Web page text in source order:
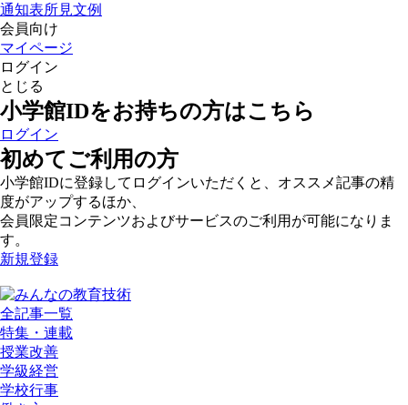
通知表所見文例
会員向け
マイページ
ログイン
とじる
小学館IDをお持ちの方はこちら
ログイン
初めてご利用の方
小学館IDに登録してログインいただくと、オススメ記事の精
度がアップするほか、
会員限定コンテンツおよびサービスのご利用が可能になりま
す。
新規登録
全記事一覧
特集・連載
授業改善
学級経営
学校行事